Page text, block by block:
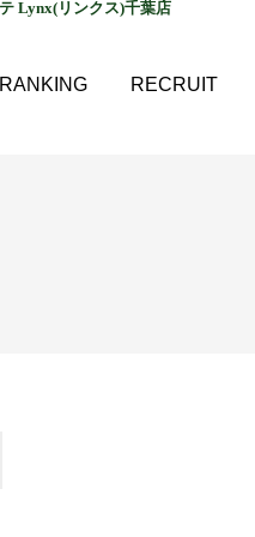
Lynx(リンクス)千葉店
RANKING RECRUIT